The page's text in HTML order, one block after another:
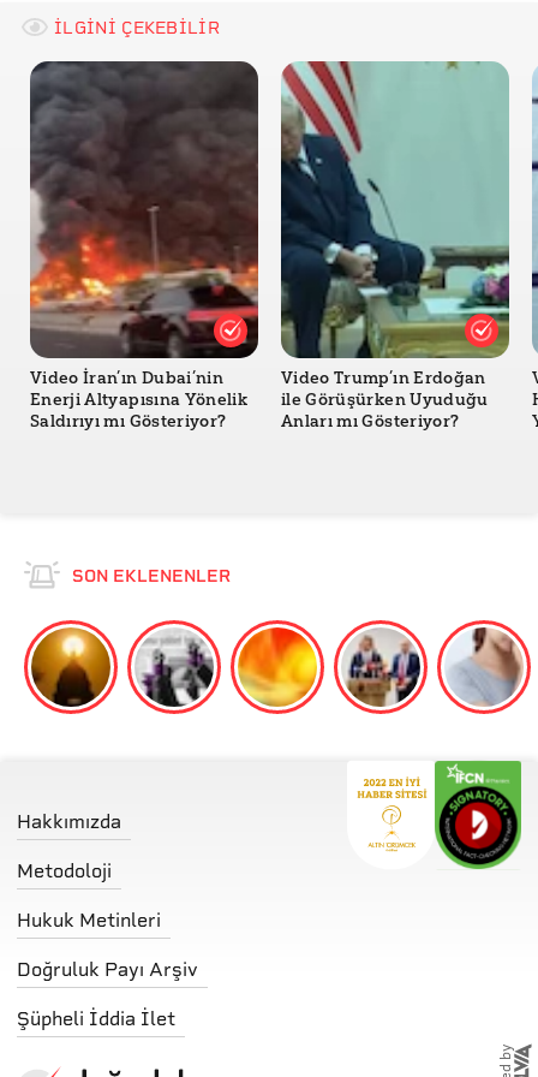
Roberts
Paranormal beliefs and cognitive function: A
systematic review and assessment of study quality
across four decades of research - Charlotte E. Dean,
Shazia Akhtar, Tim M. Gale, Karen Irvine, Dominique
Grohmann & Keith R. Laws
İLGİNİ ÇEKEBİLİR
Video İran’ın Dubai’nin
Enerji Altyapısına Yönelik
Saldırıyı mı Gösteriyor?
Video Trump’ın Erdoğan
ile Görüşürken Uyuduğu
Anları mı Gösteriyor?
SON EKLENENLER
Hakkımızda
Metodoloji
Hukuk Metinleri
Doğruluk Payı Arşiv
Şüpheli İddia İlet